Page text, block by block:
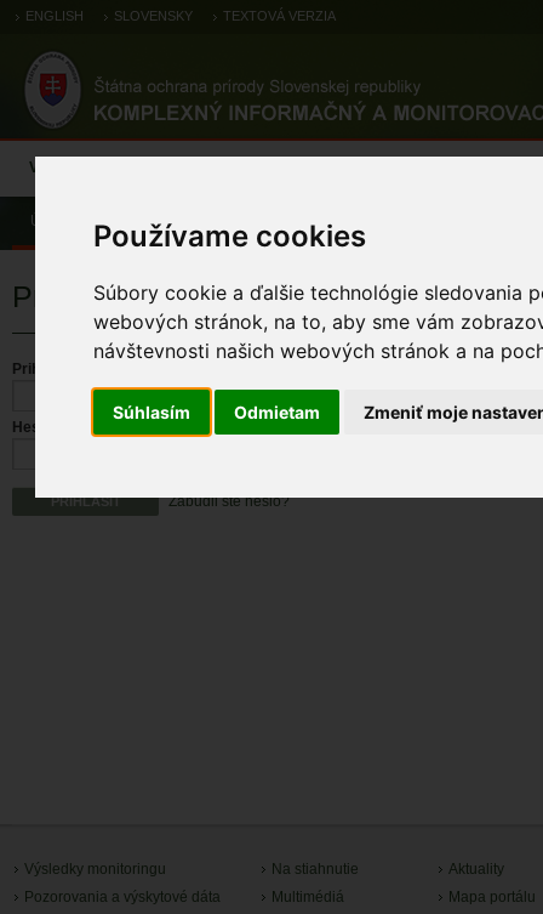
Používame cookies
Súbory cookie a ďalšie technológie sledovania
webových stránok, na to, aby sme vám
návštevnosti našich webových stránok a na
Súhlasím Odmietam Zmeniť moje
ENGLISH SLOVENSKY TEXTOVÁ VERZIA
Výsledky monitoringu
Úvod
Prihlásenie
Prihlasovacie meno
Heslo
Zabudli ste heslo?
Výsledky monitoringu
Pozorovania a výskytové dáta
Na stiahnutie
Multimédiá
Aktuality
Mapa portálu